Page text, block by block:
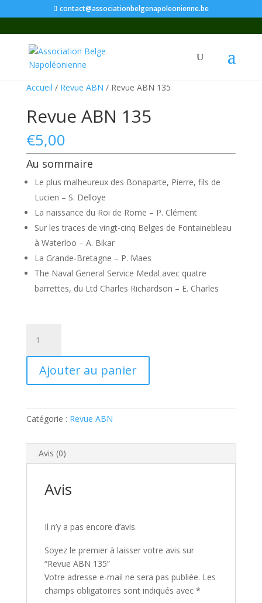
contact@associationbelgenapoleonienne.be
Accueil / Revue ABN / Revue ABN 135
Revue ABN 135
€5,00
Au sommaire
Le plus malheureux des Bonaparte, Pierre, fils de
Lucien – S. Delloye
La naissance du Roi de Rome – P. Clément
Sur les traces de vingt-cinq Belges de Fontainebleau
à Waterloo – A. Bikar
La Grande-Bretagne – P. Maes
The Naval General Service Medal avec quatre
barrettes, du Ltd Charles Richardson – E. Charles
Revue
ABN
135
Ajouter au panier
Catégorie : Revue ABN
Avis (0)
Avis
Il n’y a pas encore d’avis.
Soyez le premier à laisser votre avis sur
“Revue ABN 135”
Votre adresse e-mail ne sera pas publiée. Les
champs obligatoires sont indiqués avec *